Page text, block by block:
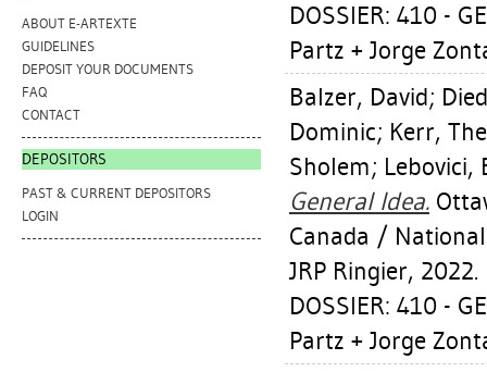
ABOUT E-ARTEXTE
GUIDELINES
DEPOSIT YOUR DOCUMENTS
FAQ
CONTACT
DEPOSITORS
PAST & CURRENT DEPOSITORS
LOGIN
DOSSIER: 410 -
Partz + Jorge
Balzer, David;
Dominic; Kerr,
Sholem; Lebovici,
General Idea.
Canada /
JRP Ringier, 2022.
DOSSIER: 410 -
Partz + Jorge